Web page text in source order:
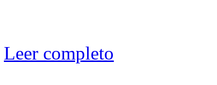
Leer completo